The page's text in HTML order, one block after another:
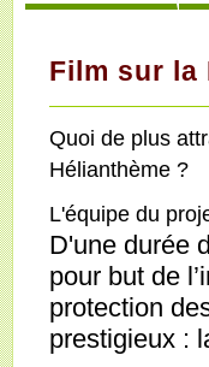
Film sur la
Quoi de plus
Hélianthème ?
L'équipe du
D'une durée
pour but de
protection
prestigieux :